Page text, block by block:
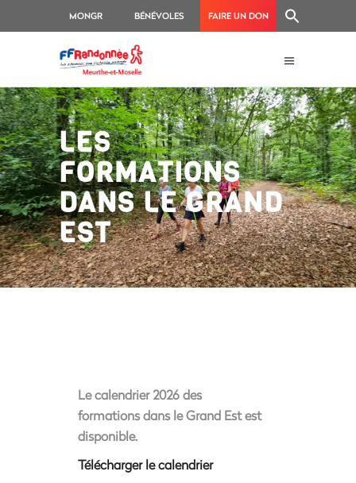
MONGR BÉNÉVOLES FAIRE UN DON
LES
FORMATIONS
DANS LE GRAND
EST
Lecalendrier 2026 des
formations dans le Grand Est est
disponible.
Télécharger le calendrier